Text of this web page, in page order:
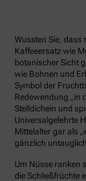
Wussten Sie, dass
Kaffeeersatz wie
botanischer Sicht
wie Bohnen und
Symbol der
Redewendung „in
Stelldichein und
Universalgelehrte
Mittelalter gar als
gänzlich untauglich.
Um Nüsse ranken
die Schließfrüchte